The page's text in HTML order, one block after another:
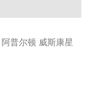
普尔顿 威斯康星